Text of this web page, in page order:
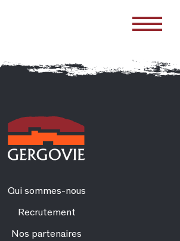
Qui sommes-nous
Recrutement
Nos partenaires